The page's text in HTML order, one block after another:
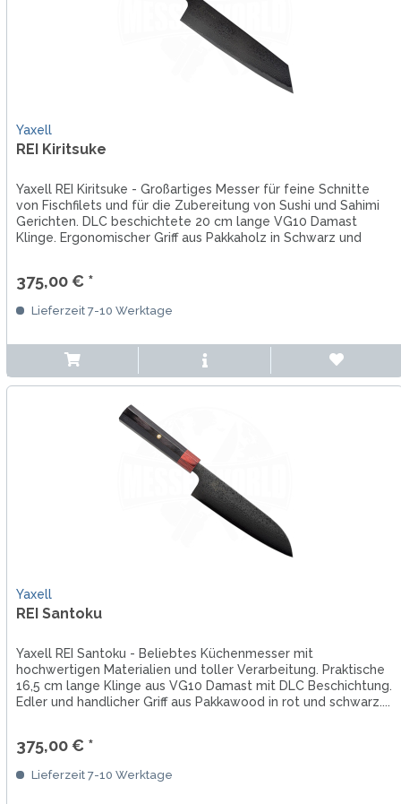
Yaxell
REI Kiritsuke
Yaxell REI Kiritsuke - Großartiges Messer für feine Schnitte
von Fischfilets und für die Zubereitung von Sushi und Sahimi
Gerichten. DLC beschichtete 20 cm lange VG10 Damast
Klinge. Ergonomischer Griff aus Pakkaholz in Schwarz und
375,00 € *
Lieferzeit 7-10 Werktage
Yaxell
REI Santoku
Yaxell REI Santoku - Beliebtes Küchenmesser mit
hochwertigen Materialien und toller Verarbeitung. Praktische
16,5 cm lange Klinge aus VG10 Damast mit DLC Beschichtung.
Edler und handlicher Griff aus Pakkawood in rot und schwarz....
375,00 € *
Lieferzeit 7-10 Werktage